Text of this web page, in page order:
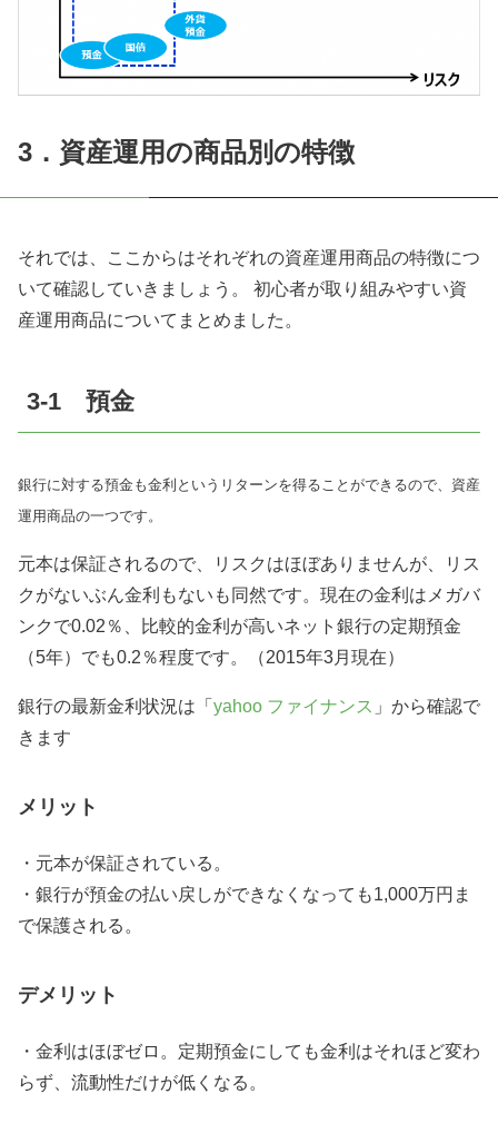
3．資産運用の商品別の特徴
それでは、ここからはそれぞれの資産運用商品の特徴につ
いて確認していきましょう。 初心者が取り組みやすい資
産運用商品についてまとめました。
3-1 預金
銀行に対する預金も金利というリターンを得ることができるので、資産
運用商品の一つです。
元本は保証されるので、リスクはほぼありませんが、リス
クがないぶん金利もないも同然です。現在の金利はメガバ
ンクで0.02％、比較的金利が高いネット銀行の定期預金
（5年）でも0.2％程度です。（2015年3月現在）
銀行の最新金利状況は「 yahoo ファイナンス 」から確認で
きます
メリット
・元本が保証されている。
・銀行が預金の払い戻しができなくなっても1,000万円ま
で保護される。
デメリット
・金利はほぼゼロ。定期預金にしても金利はそれほど変わ
らず、流動性だけが低くなる。